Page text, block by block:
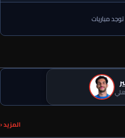
توجد مباريات
المزيد ‹ لـ الأهلي.. كواليس جديدة